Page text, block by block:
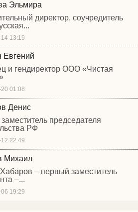
Эльмира
директор, соучредитель
13:19
Евгений
и гендиректор ООО «Чистая
01:08
Денис
председателя
РФ
22:49
Михаил
– первый заместитель
–...
19:29